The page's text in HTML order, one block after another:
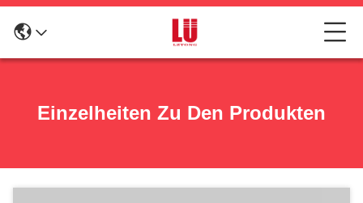
Einzelheiten Zu Den Produkten